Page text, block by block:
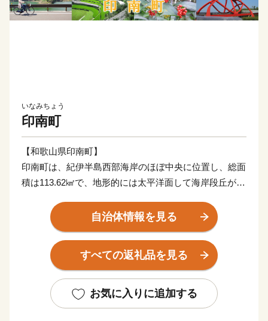
いなみちょう
印南町
【和歌山県印南町】
印南町は、紀伊半島西部海岸のほぼ中央に位置し、総面
積は113.62㎢で、地形的には太平洋面して海岸段丘が広
峰などの山々が連なっています。
また、三ヶ峰付近からは切目川が流れ、印南原付近から
は印南川が町の中心部を流れて太平洋に注いでいます。
印南町は歴史も古く、数々の伝説や言伝えを残す歴史遺
産が町内に多く点在するなど、観光面でも魅力を秘めた
自治体情報を見る
すべての返礼品を見る
お気に入りに追加する